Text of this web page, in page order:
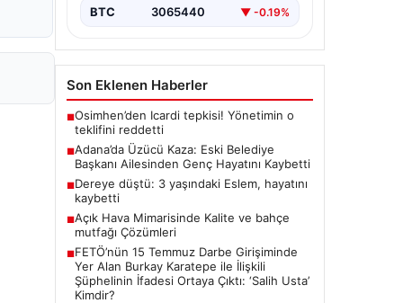
BTC 3065440 ▼ -0.19%
Son Eklenen Haberler
■Osimhen’den Icardi tepkisi! Yönetimin o
teklifini reddetti
■Adana’da Üzücü Kaza: Eski Belediye
Başkanı Ailesinden Genç Hayatını Kaybetti
■Dereye düştü: 3 yaşındaki Eslem, hayatını
kaybetti
■Açık Hava Mimarisinde Kalite ve bahçe
mutfağı Çözümleri
■FETÖ’nün 15 Temmuz Darbe Girişiminde
Yer Alan Burkay Karatepe ile İlişkili
Şüphelinin İfadesi Ortaya Çıktı: ‘Salih Usta’
Kimdir?